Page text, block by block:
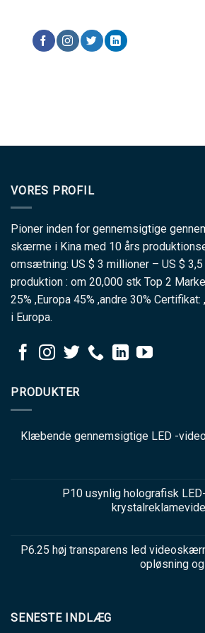
VORES PROFIL
Pioner inden for gennemsigtige
skærme i Kina med 10 års
omsætning: US $ 3 millioner – US $
produktion : om 20,000 stk Top 2
25% ,Europa 45% ,andre 30% Certifikat:
i Europa.
PRODUKTER
Klæbende gennemsigtige LED -
P10 usynlig holografisk
P6.25 høj transparens led
opløsning
SENESTE INDLÆG